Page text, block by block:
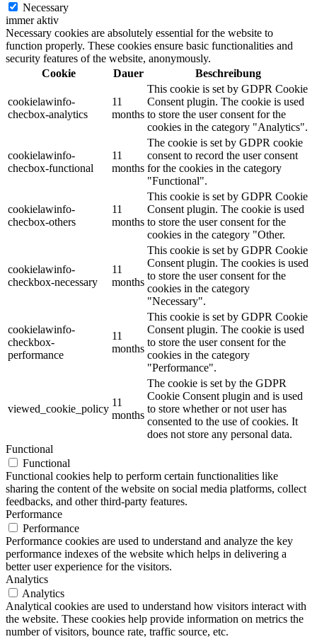
Necessary
immer aktiv
Necessary cookies are absolutely essential for the website to
function properly. These cookies ensure basic functionalities and
security features of the website, anonymously.
Cookie
Dauer Beschreibung
cookielawinfo-
checbox-analytics
11
months
This cookie is set by GDPR Cookie
Consent plugin. The cookie is used
to store the user consent for the
cookies in the category "Analytics".
cookielawinfo-
checbox-functional
11
months
The cookie is set by GDPR cookie
consent to record the user consent
for the cookies in the category
"Functional".
cookielawinfo-
checbox-others
11
months
This cookie is set by GDPR Cookie
Consent plugin. The cookie is used
to store the user consent for the
cookies in the category "Other.
cookielawinfo-
checkbox-necessary
11
months
This cookie is set by GDPR Cookie
Consent plugin. The cookies is used
to store the user consent for the
cookies in the category
"Necessary".
cookielawinfo-
checkbox-
performance
11
months
This cookie is set by GDPR Cookie
Consent plugin. The cookie is used
to store the user consent for the
cookies in the category
"Performance".
viewed_cookie_policy
11
months
The cookie is set by the GDPR
Cookie Consent plugin and is used
to store whether or not user has
consented to the use of cookies. It
does not store any personal data.
Functional
Functional
Functional cookies help to perform certain functionalities like
sharing the content of the website on social media platforms, collect
feedbacks, and other third-party features.
Performance
Performance
Performance cookies are used to understand and analyze the key
performance indexes of the website which helps in delivering a
better user experience for the visitors.
Analytics
Analytics
Analytical cookies are used to understand how visitors interact with
the website. These cookies help provide information on metrics the
number of visitors, bounce rate, traffic source, etc.